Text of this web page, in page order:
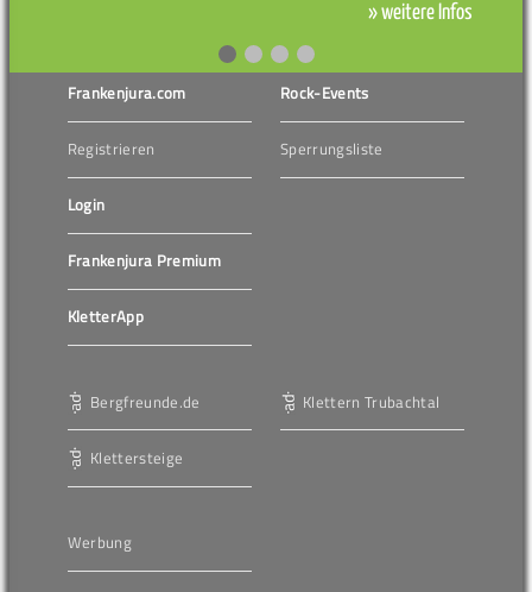
» weitere Infos
Frankenjura.com
Registrieren
Login
Frankenjura Premium
KletterApp
Rock-Events
Sperrungsliste
Bergfreunde.de
Klettersteige
Klettern Trubachtal
Werbung